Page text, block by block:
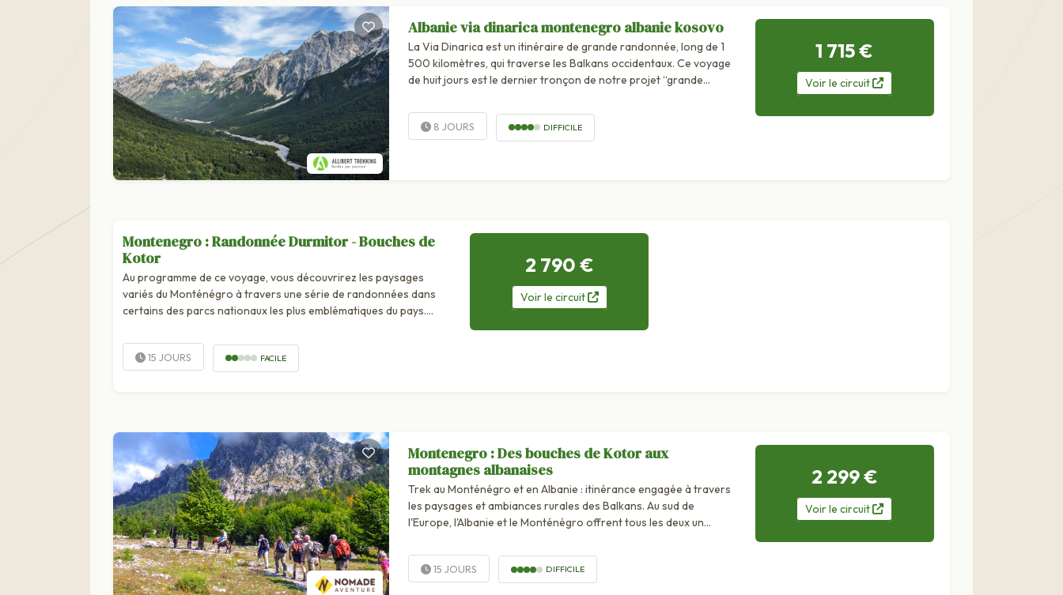
Albanie via dinarica montenegro albanie kosovo
La Via Dinarica est un itinéraire de grande randonnée, long de 1
500 kilomètres, qui traverse les Balkans occidentaux. Ce voyage
de huit jours est le dernier tronçon de notre projet “grande...
8 JOURS DIFFICILE
1 715 €
Voirle circuit
Montenegro : Randonnée Durmitor - Bouches de
Kotor
Au programme de ce voyage, vous découvrirez les paysages
variés du Monténégro à travers une série de randonnées dans
certains des parcs nationaux les plus emblématiques du pays.
15 JOURS FACILE
2 790 €
Voirle circuit
Montenegro : Des bouches de Kotor aux
montagnes albanaises
Trek au Monténégro et en Albanie : itinérance engagée à travers
les paysages et ambiances rurales des Balkans. Au sud de
l'Europe, l'Albanie et le Monténégro offrent tous les deux un
randonneur avide de...
15 JOURS DIFFICILE
2 299 €
Voirle circuit